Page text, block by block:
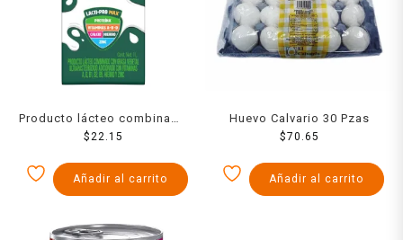
Producto lácteo combinado
Nutri entera 1 l
$ 22.15
Añadir al carrito
Huevo Calvario 30 Pzas
$70.65
Añadir al carrito